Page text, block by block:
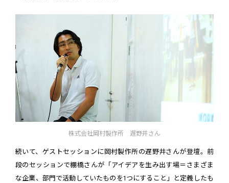
株式会社岡村製作所 遅野井さん
続いて、ゲストセッションに岡村製作所の遅野井さんが登壇。前
段のセッションで棚橋さんが「アイデアを生み出す場＝さまざま
な企業、部門で活動していたものを1つにすること」と定義したも